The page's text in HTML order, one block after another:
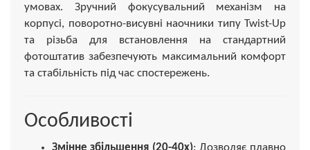
умовах. Зручний фокусувальний механізм на
корпусі, поворотно-висувні наочники типу Twist-Up
та різьба для встановлення на стандартний
фотоштатив забезпечують максимальний комфорт
та стабільність під час спостережень.
Особливості
Змінне збільшення (20-40x): Дозволяє плавно